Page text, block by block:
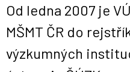
Od ledna 2007 je
MŠMT ČR do
výzkumných